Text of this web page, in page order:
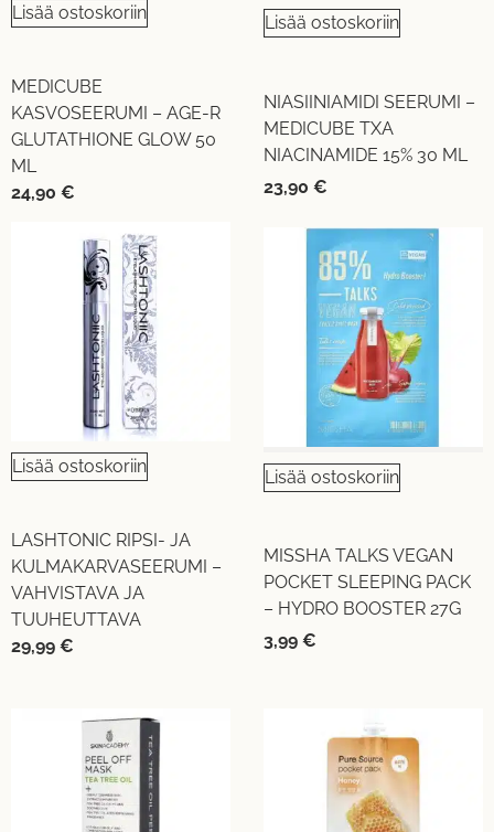
Lisää ostoskoriin
MEDICUBE
KASVOSEERUMI – AGE-R
GLUTATHIONE GLOW 50
ML
24,90 €
Lisää ostoskoriin
NIASIINIAMIDI SEERUMI –
MEDICUBE TXA
NIACINAMIDE 15% 30 ML
23,90 €
Lisää ostoskoriin
LASHTONIC RIPSI- JA
KULMAKARVASEERUMI –
VAHVISTAVA JA
TUUHEUTTAVA
29,99 €
Lisää ostoskoriin
MISSHA TALKS VEGAN
POCKET SLEEPING PACK
– HYDRO BOOSTER 27G
3,99 €